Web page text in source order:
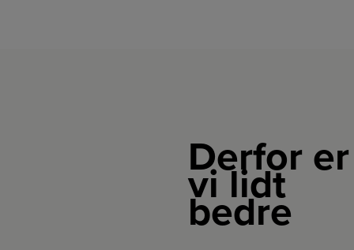
Derfor er
vi lidt
bedre